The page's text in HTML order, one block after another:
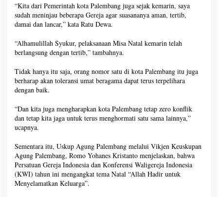
“Kita dari Pemerintah kota Palembang juga sejak kemarin, saya
sudah meninjau beberapa Gereja agar suasananya aman, tertib,
damai dan lancar,” kata Ratu Dewa.
“Alhamulillah Syukur, pelaksanaan Misa Natal kemarin telah
berlangsung dengan tertib,” tambahnya.
Tidak hanya itu saja, orang nomor satu di kota Palembang itu juga
berharap akan toleransi umat beragama dapat terus terpelihara
dengan baik.
“Dan kita juga mengharapkan kota Palembang tetap zero konflik
dan tetap kita jaga untuk terus menghormati satu sama lainnya,”
ucapnya.
Sementara itu, Uskup Agung Palembang melalui Vikjen Keuskupan
Agung Palembang, Romo Yohanes Kristanto menjelaskan, bahwa
Persatuan Gereja Indonesia dan Konferensi Waligereja Indonesia
(KWI) tahun ini mengangkat tema Natal “Allah Hadir untuk
Menyelamatkan Keluarga”.